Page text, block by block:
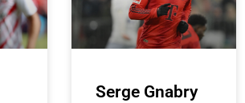
Serge Gnabry